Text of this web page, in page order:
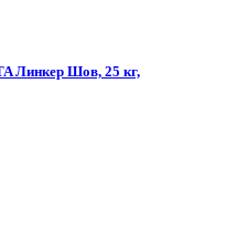
Линкер Шов, 25 кг,